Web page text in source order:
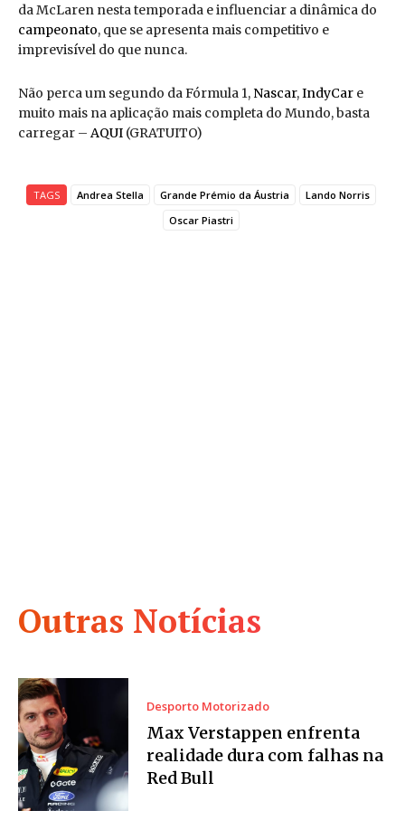
Outras Notícias
Desporto Motorizado
Max Verstappen enfrenta
realidade dura com falhas na
Red Bull
da McLaren nesta temporada e influenciar a dinâmica do
campeonato, que se apresenta mais competitivo e
imprevisível do que nunca.
Não perca um segundo da Fórmula 1, Nascar,IndyCar e
muito mais na aplicação mais completa do Mundo, basta
carregar – AQUI (GRATUITO)
TAGS Andrea Stella Grande Prémio da Áustria
Lando Norris
Oscar Piastri